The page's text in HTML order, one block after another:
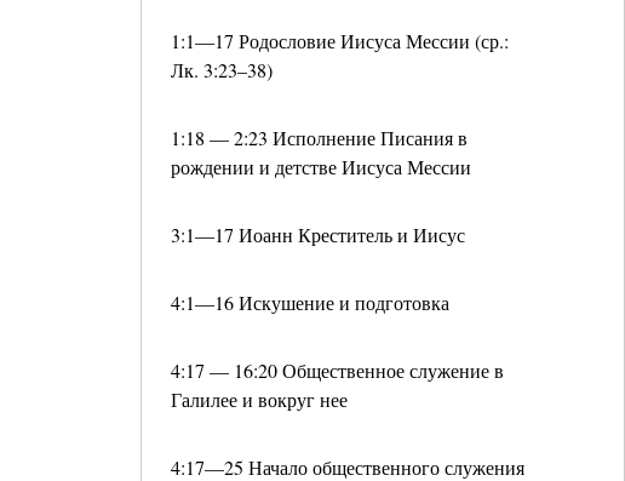
1:1—17 Родословие Иисуса Мессии (ср.:
Лк. 3:23–38)
1:18 — 2:23 Исполнение Писания в
рождении и детстве Иисуса Мессии
3:1—17 Иоанн Креститель и Иисус
4:1—16 Искушение и подготовка
4:17 — 16:20 Общественное служение в
Галилее и вокруг нее
4:17—25 Начало общественного служения